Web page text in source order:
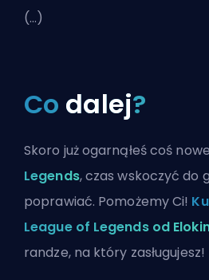
(...)
Co dalej?
Skoro już ogarnąłeś coś
Legends, czas wskoczyć do
poprawiać. Pomożemy Ci!
League of Legends od
randze, na który zasługujesz!